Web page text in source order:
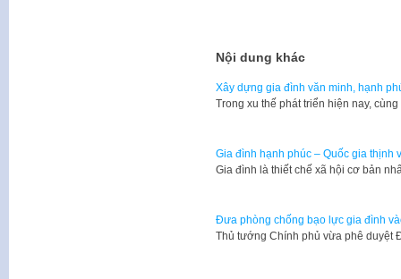
Nội dung khác
Xây dựng gia đình văn minh, hạnh
Trong xu thế phát triển hiện nay,
Gia đình hạnh phúc – Quốc gia thịnh
Gia đình là thiết chế xã hội cơ bản
Đưa phòng chống bạo lực gia đình
​Thủ tướng Chính phủ vừa phê